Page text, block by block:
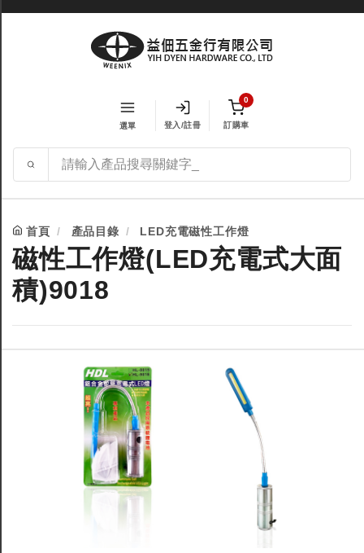
選單 登入/註冊
0
訂購車
首頁 產品目錄 LED充電磁性工作燈
磁性工作燈(LED充電式大面
積)9018